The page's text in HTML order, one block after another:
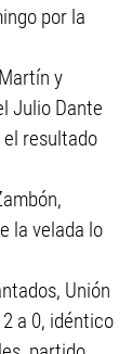
por la
y
Julio Dante
resultado
la velada lo
Unión
a 0, idéntico